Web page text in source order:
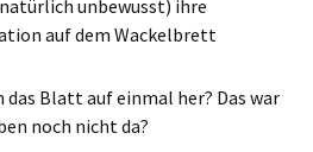
unbewusst) ihre
auf dem Wackelbrett
das Blatt auf einmal her? Das war
noch nicht da?